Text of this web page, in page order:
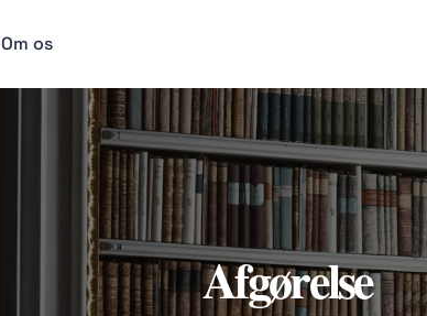
Om os
Afgørelse